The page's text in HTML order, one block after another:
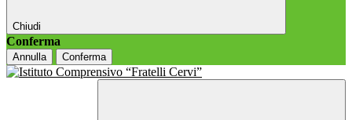
Chiudi
Conferma
Annulla Conferma